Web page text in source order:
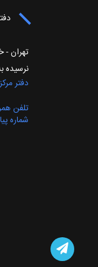
تهران -
نرسیده
دفتر
تلفن
شماره